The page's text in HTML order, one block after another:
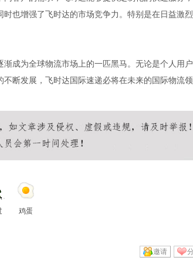
也增强了飞时达的市场竞争力。特别是在日益激
成为全球物流市场上的一匹黑马。无论是个人用
断发展，飞时达国际速递必将在未来的国际物流
鸡蛋
邀请